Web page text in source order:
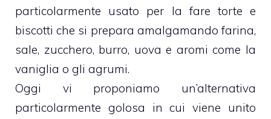
particolarmente usato per la fare torte e
biscotti che si prepara amalgamando farina,
sale, zucchero, burro, uova e aromi come la
vaniglia o gli agrumi.
Oggi vi proponiamo un’alternativa
particolarmente golosa in cui viene unito